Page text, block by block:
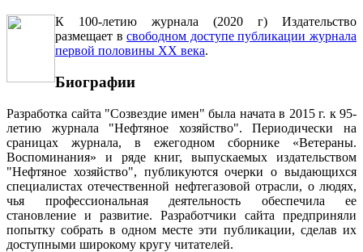
К 100-летию журнала (2020 г) Издательство
размещает всвободном доступе публикации журнала
первой половины ХХ века.
Биографии
Разработка сайта "Созвездие имен" была начата в 2015 г. к 95-
летию журнала "Нефтяное хозяйство". Периодически на
сраницах журнала, в ежегодном сборнике «Ветераны.
Воспоминания» и ряде книг, выпускаемых издательством
"Нефтяное хозяйство", публикуются очерки о выдающихся
специалистах отечественной нефтегазовой отрасли, о людях,
чья профессиональная деятельность обеспечила ее
становление и развитие. Разработчики сайта предприняли
попытку собрать в одном месте эти публикации, сделав их
доступными широкому кругу читателей.